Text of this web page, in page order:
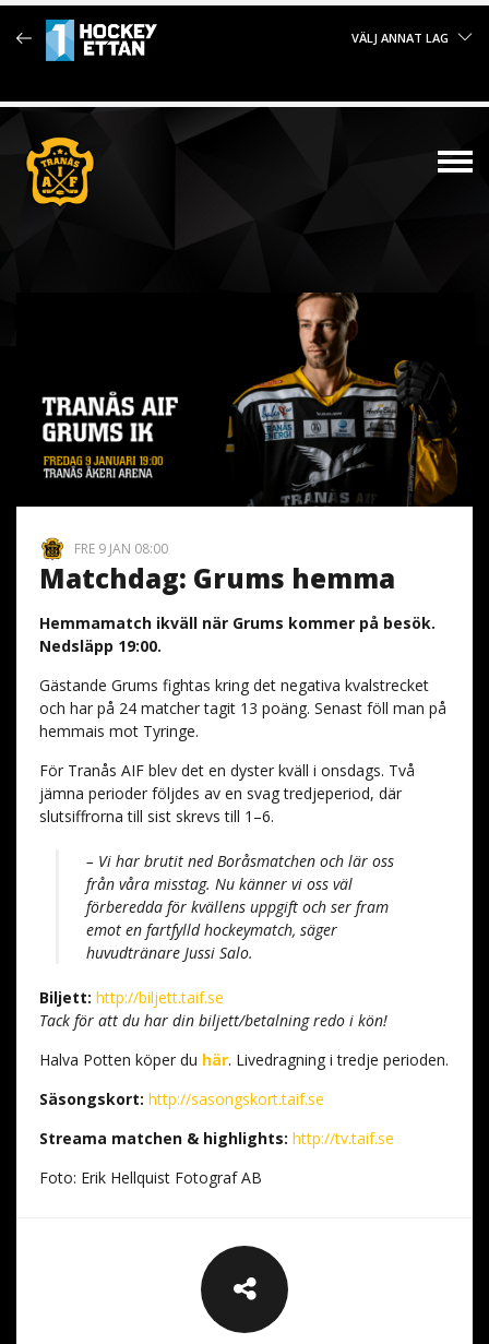
VÄLJ ANNAT LAG
FRE 9 JAN 08:00
Matchdag: Grums hemma
Hemmamatch ikväll när Grums kommer på besök.
Nedsläpp 19:00.
Gästande Grums fightas kring det negativa kvalstrecket
och har på 24 matcher tagit 13 poäng. Senast föll man på
hemmais mot Tyringe.
För Tranås AIF blev det en dyster kväll i onsdags. Två
jämna perioder följdes av en svag tredjeperiod, där
slutsiffrorna till sist skrevs till 1–6.
– Vi har brutit ned Boråsmatchen och lär oss
från våra misstag. Nu känner vi oss väl
förberedda för kvällens uppgift och ser fram
emot en fartfylld hockeymatch, säger
huvudtränare Jussi Salo.
Biljett: http://biljett.taif.se
Tack för att du har din biljett/betalning redo i kön!
Halva Potten köper du här. Livedragning i tredje perioden.
Säsongskort: http://sasongskort.taif.se
Streama matchen & highlights: http://tv.taif.se
Foto: Erik Hellquist Fotograf AB